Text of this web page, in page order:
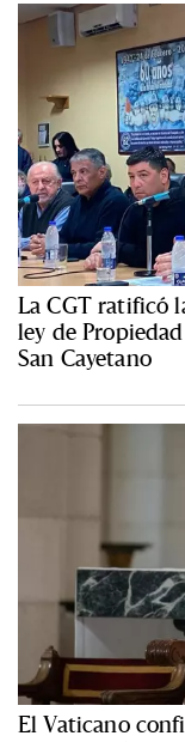
La CGT ratificó
ley de
San Cayetano
El Vaticano